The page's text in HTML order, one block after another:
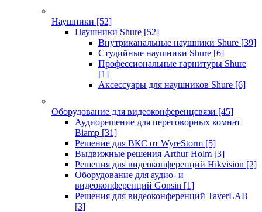
Наушники [52]
Наушники Shure [52]
Внутриканальные наушники Shure [39]
Студийные наушники Shure [6]
Профессиональные гарнитуры Shure
[1]
Аксессуары для наушников Shure [6]
Оборудование для видеоконференцсвязи [45]
Аудиорешение для переговорных комнат
Biamp [31]
Решение для ВКС от WyreStorm [5]
Выдвижные решения Arthur Holm [3]
Решения для видеоконференций Hikvision [2]
Оборудование для аудио- и
видеоконференций Gonsin [1]
Решения для видеоконференций TaverLAB
[3]